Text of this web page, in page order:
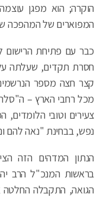
הוקרה; הוא מפגן
המפוארים של המהפכה
כבר עם פתיחת הרישום
חסרת תקדים, שעלתה על
קצר חצה מספר
מכל רחבי הארץ –
צעירים וטובי
נפש, בבחינת "נאה להם
הנתון המדהים הזה
בראשות המנכ"ל הרב
הגואה, התקבלה